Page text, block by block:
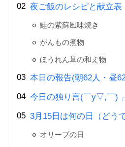
夜ご飯のレシピと献立表
鮭の紫蘇風味焼き
がんもの煮物
ほうれん草の和え物
本日の報告(朝62人・昼
今日の独り言(￣y▽,￣
3月15日は何の日（どう
オリーブの日